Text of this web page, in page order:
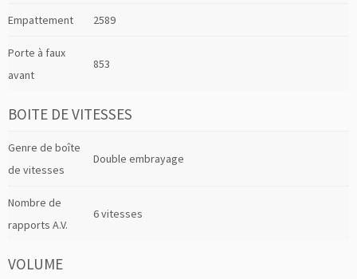
Empattement 2589
Porte à faux
avant
853
BOITE DE VITESSES
Genre de boîte
de vitesses
Double embrayage
Nombre de
rapports A.V.
6 vitesses
VOLUME